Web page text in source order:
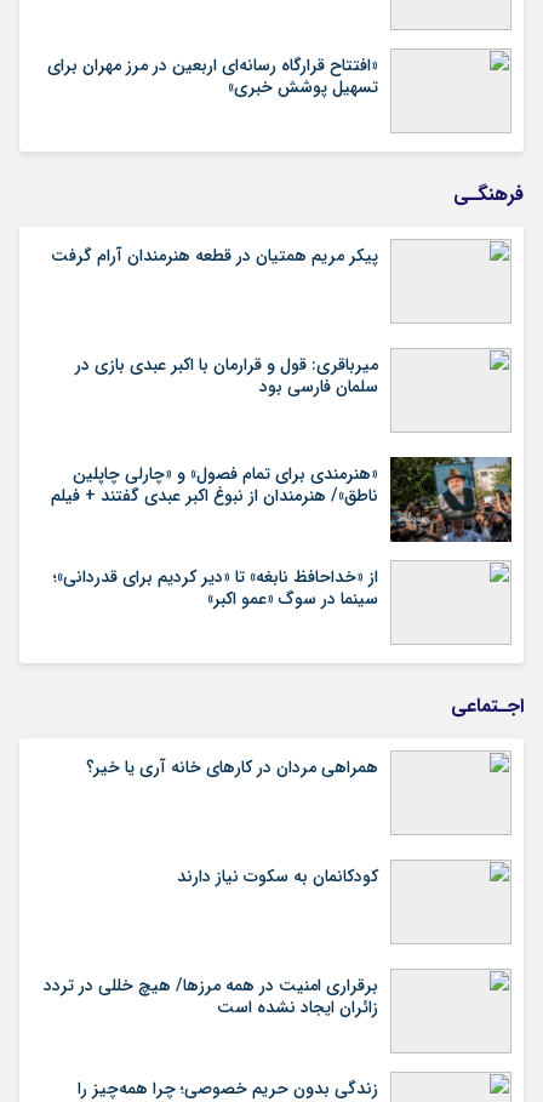
«افتتاح قرارگاه رسانه‌ای اربعین در مرز مهران برای
تسهیل پوشش خبری»
فرهنگـی
پیکر مریم همتیان در قطعه هنرمندان آرام گرفت
میرباقری: قول و قرارمان با اکبر عبدی بازی در
سلمان فارسی بود
«هنرمندی برای تمام فصول» و «چارلی چاپلین
ناطق»/ هنرمندان از نبوغ اکبر عبدی گفتند + فیلم
از «خداحافظ نابغه» تا «دیر کردیم برای قدردانی»؛
سینما در سوگ «عمو اکبر»
اجـتماعی
همراهی مردان در کارهای خانه آری یا خیر؟
کودکانمان به سکوت نیاز دارند
برقراری امنیت در همه مرزها/ هیچ‌ خللی در تردد
زائران ایجاد نشده است
زندگی بدون حریم خصوصی؛ چرا همه‌چیز را